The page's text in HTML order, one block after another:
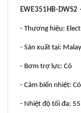
EWE351HB-DWS2
- Thương hiệu:
- Sản xuất tại:
- Bơm trợ lực: Có
- Cảm biến nhiệt: Có
- Nhiệt độ tối đa: